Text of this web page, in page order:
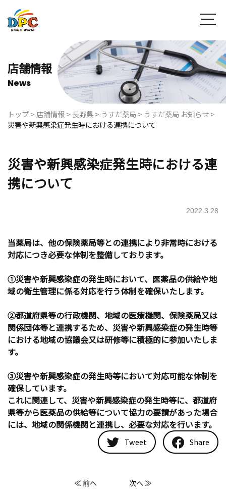
店舗情報
News
トップ> 店舗情報>長野県> うすだ薬局 > うすだ薬局 お知らせ>
災害や新興感染症発生時における連携について
災害や新興感染症発生時における連
携について
2022.3.28
当薬局は、他の保険薬局等との連携により非常時における
対応につき必要な体制を整備しております。
①災害や新興感染症の発生時において、医薬品の供給や地
域の衛生管理に係る対応を行う体制を確保いたします。
②都道府県等の行政機関、地域の医療機関、保険薬局又は
関係団体等と連携するため、災害や新興感染症の発生時等
における地域の協議会又は研修等に積極的に参加いたしま
す。
③災害や新興感染症の発生時等において対応可能な体制を
確保しています。
これに関連して、災害や新興感染症の発生時等に、都道府
県等から医薬品の供給等について協力の要請があった場合
には、地域の関係機関と連携し、必要な対応を行います。
Tweet Share
≪ 前へ 次へ ≫